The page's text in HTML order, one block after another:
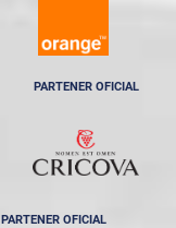
PARTENER OFICIAL
PARTENER OFICIAL